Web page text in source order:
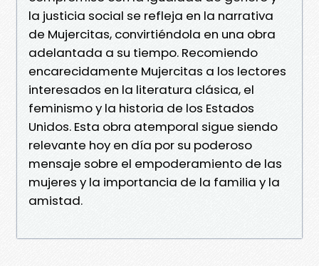
la justicia social se refleja en la narrativa
de Mujercitas, convirtiéndola en una obra
adelantada a su tiempo. Recomiendo
encarecidamente Mujercitas a los lectores
interesados en la literatura clásica, el
feminismo y la historia de los Estados
Unidos. Esta obra atemporal sigue siendo
relevante hoy en día por su poderoso
mensaje sobre el empoderamiento de las
mujeres y la importancia de la familia y la
amistad.